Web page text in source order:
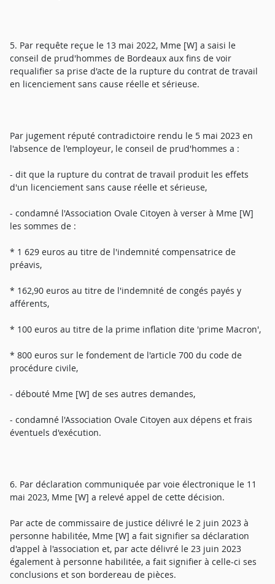
5. Par requête reçue le 13 mai 2022, Mme [W] a saisi le
conseil de prud'hommes de Bordeaux aux fins de voir
requalifier sa prise d'acte de la rupture du contrat de travail
en licenciement sans cause réelle et sérieuse.
Par jugement réputé contradictoire rendu le 5 mai 2023 en
l'absence de l'employeur, le conseil de prud'hommes a :
- dit que la rupture du contrat de travail produit les effets
d'un licenciement sans cause réelle et sérieuse,
- condamné l'Association Ovale Citoyen à verser à Mme [W]
les sommes de :
* 1 629 euros au titre de l'indemnité compensatrice de
préavis,
* 162,90 euros au titre de l'indemnité de congés payés y
afférents,
* 100 euros au titre de la prime inflation dite 'prime Macron',
* 800 euros sur le fondement de l'article 700 du code de
procédure civile,
- débouté Mme [W] de ses autres demandes,
- condamné l'Association Ovale Citoyen aux dépens et frais
éventuels d'exécution.
6. Par déclaration communiquée par voie électronique le 11
mai 2023, Mme [W] a relevé appel de cette décision.
Par acte de commissaire de justice délivré le 2 juin 2023 à
personne habilitée, Mme [W] a fait signifier sa déclaration
d'appel à l'association et, par acte délivré le 23 juin 2023
également à personne habilitée, a fait signifier à celle-ci ses
conclusions et son bordereau de pièces.